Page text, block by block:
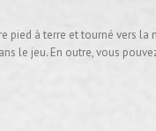
pied à terre et tourné vers
le jeu. En outre, vous